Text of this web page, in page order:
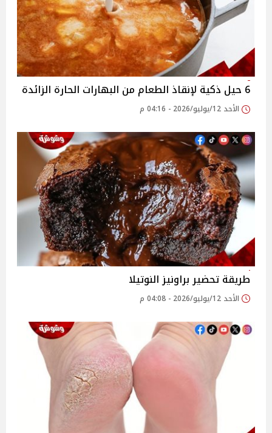
6 حيل ذكية لإنقاذ الطعام من البهارات الحارة الزائدة
الأحد 12/يوليو/2026 - 04:16 م
طريقة تحضير براونيز النوتيلا
الأحد 12/يوليو/2026 - 04:08 م